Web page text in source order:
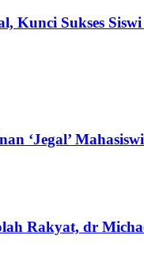
Kunci Sukses
‘Jegal’
Rakyat, dr